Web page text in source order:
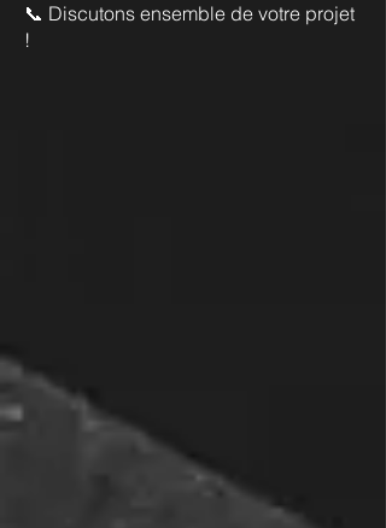
📞 Discutons ensemble de votre projet
!